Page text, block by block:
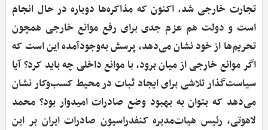
تجارت خارجی شد. اکنون که مذاکره‌ها دوباره در حال انجام
است و دولت هم عزم جدی برای رفع موانع خارجی همچون
تحریم‌ها از خود نشان می‌دهد، پرسش به‌وجود‌آمده این است که
اگر موانع خارجی از میان برود، با موانع داخلی چه باید کرد؟ آیا
سیاست‌گذار تلاشی برای ایجاد ثبات در محیط کسب‌وکار نشان
می‌دهد که بتوان به بهبود وضع صادرات امیدوار بود؟ محمد
لاهوتی، رئیس هیات‌مدیره کنفدراسیون صادرات ایران بر این